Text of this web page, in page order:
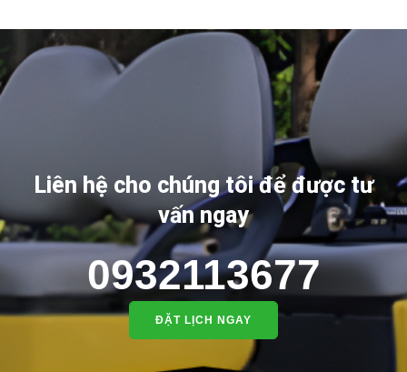
Liên hệ cho chúng tôi để được tư
vấn ngay
0932113677
ĐẶT LỊCH NGAY